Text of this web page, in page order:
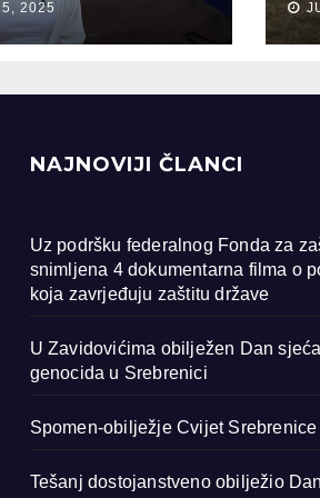
u
2025
NAJNOVIJI ČLANCI
Uz podršku federalnog Fonda za
snimljena 4 dokumentarna filma o
koja zavrjeđuju zaštitu države
U Zavidovićima obilježen Dan
genocida u Srebrenici
Spomen-obilježje Cvijet Srebrenice
Tešanj dostojanstveno obilježio